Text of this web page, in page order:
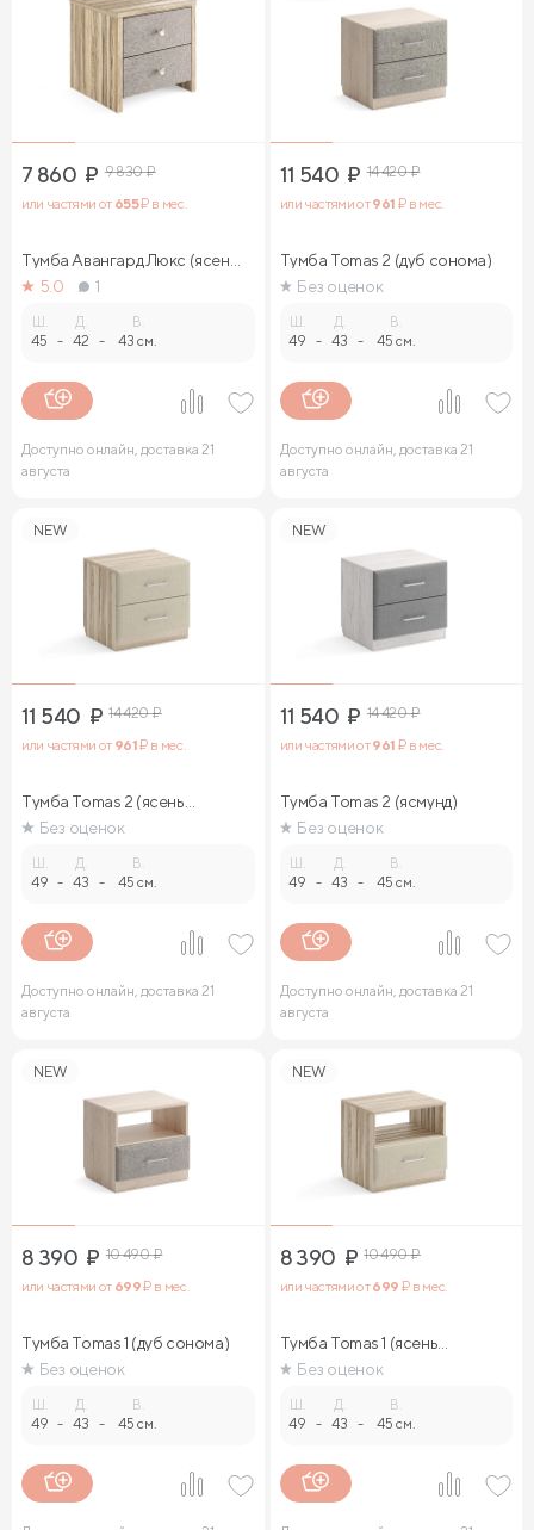
7 860 ₽ 9 830₽
или частями от 655₽ в мес.
Тумба Авангард Люкс (ясень
ориноко)
5.0 1
45 -
Д.
42 -
В.
43 см.
Доступно онлайн, доставка 21
августа
11 540 ₽ 14 420₽
или частями от961 ₽ в мес.
Тумба Tomas 2 (дуб сонома)
Без оценок
49 -
Д.
43 -
В.
45 см.
Доступно онлайн, доставка 21
августа
NEW
11 540 ₽ 14 420₽
или частями от 961₽ в мес.
Тумба Tomas 2 (ясень
ориноко)
Без оценок
49 -
Д.
43 -
В.
45 см.
Доступно онлайн, доставка 21
августа
NEW
11 540 ₽ 14 420₽
или частями от961 ₽ в мес.
Тумба Tomas 2 (ясмунд)
Без оценок
49 -
Д.
43 -
В.
45 см.
Доступно онлайн, доставка 21
августа
NEW
8 390 ₽ 10 490₽
или частями от 699₽ в мес.
Тумба Tomas 1 (дуб сонома)
Без оценок
49 -
Д.
43 -
В.
45 см.
NEW
8 390 ₽ 10 490₽
или частями от699 ₽ в мес.
Тумба Tomas 1 (ясень
ориноко)
Без оценок
49 -
Д.
43 -
В.
45 см.